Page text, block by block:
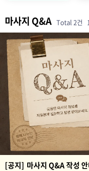
마사지 Q&A Total 2건
[공지] 마사지 Q&A 작성